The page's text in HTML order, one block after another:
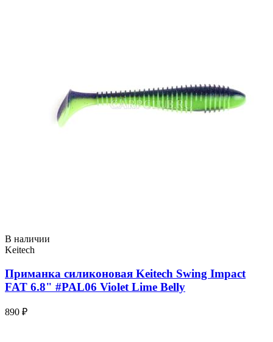
В наличии
Keitech
Приманка силиконовая Keitech Swing Impact
FAT 6.8" #PAL06 Violet Lime Belly
890 ₽